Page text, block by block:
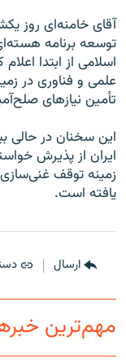
آقای خامنه‌ای روز
توسعه برنامه
اسلامی از ابتدا
علمی و فناوری در
تأمین نیازهای
این سخنان در حالی
ایران از پذیرش
زمینه توقف غنی‌سازی
یافته است.
ارسال
مهم‌ترین